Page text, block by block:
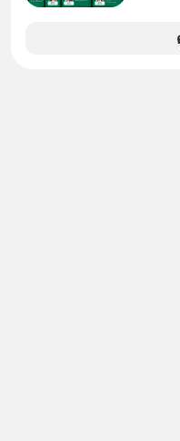
แมส
ซ่อนอยู่ อาณาจักรเครื่องเสีย